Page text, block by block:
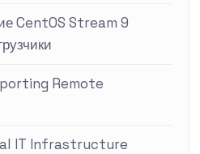
CentOS Stream 9
Remote
IT Infrastructure